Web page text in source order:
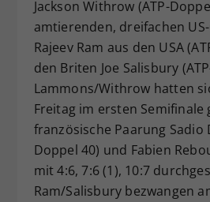
Jackson Withrow (ATP-
amtierenden, dreifachen
Rajeev Ram aus den USA
den Briten Joe Salisbury
Lammons/Withrow hatten
Freitag im ersten Semifinale
französische Paarung Sadio
Doppel 40) und Fabien
mit 4:6, 7:6 (1), 10:7
Ram/Salisbury bezwangen